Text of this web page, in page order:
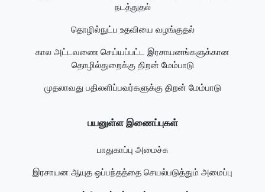
நடத்துதல்
தொழில்நுட்ப உதவியை வழங்குதல்
கால அட்டவணை செய்யப்பட்ட இரசாயனங்களுக்கான
தொழில்துறைக்கு திறன் மேம்பாடு
முதலாவது பதிலளிப்பவர்களுக்கு திறன் மேம்பாடு
பயனுள்ள இணைப்புகள்
பாதுகாப்பு அமைச்சு
இரசாயன ஆயுத ஒப்பந்தத்தை செயல்படுத்தும் அமைப்பு